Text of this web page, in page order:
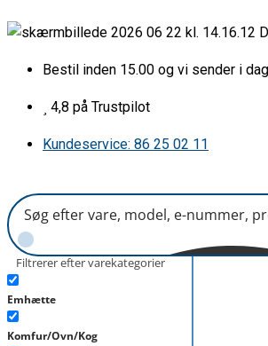
til
Bestil inden 15.00 og vi sender i
4,8 på Trustpilot
Kundeservice: 86 25 02 11
Filtrerer efter varekategorier
Emhætte
Komfur/Ovn/Kog
kurv
beslag
AEG